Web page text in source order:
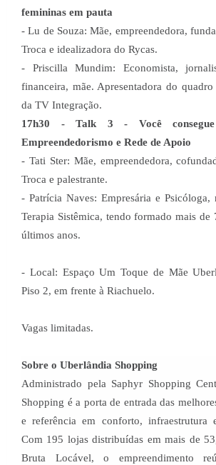
femininas em pauta
- Lu de Souza: Mãe, empreendedora,
Troca e idealizadora do Rycas.
- Priscilla Mundim: Economista,
financeira, mãe. Apresentadora do quadro
da TV Integração.
17h30 - Talk 3 - Você consegue
Empreendedorismo e Rede de Apoio
- Tati Ster: Mãe, empreendedora,
Troca e palestrante.
- Patrícia Naves: Empresária e Psicóloga,
Terapia Sistêmica, tendo formado mais de
últimos anos.
- Local: Espaço Um Toque de Mãe
Piso 2, em frente à Riachuelo.
Vagas limitadas.
Sobre o Uberlândia Shopping
Administrado pela Saphyr Shopping
Shopping é a porta de entrada das
e referência em conforto, infraestrutura
Com 195 lojas distribuídas em mais de
Bruta Locável, o empreendimento